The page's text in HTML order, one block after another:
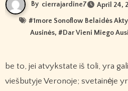
By cierrajardine7 April 24,
#1more Sonoflow Belaidės
Ausinės, #Dar Vieni Miego
be to, jei atvykstate iš toli, yra galimybė apsistoti
viešbutyje Veronoje; svetainėje